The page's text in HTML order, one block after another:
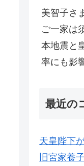
美智子さ
ご一家は
本地震と
率にも影
最近の
天皇陛下
旧宮家養